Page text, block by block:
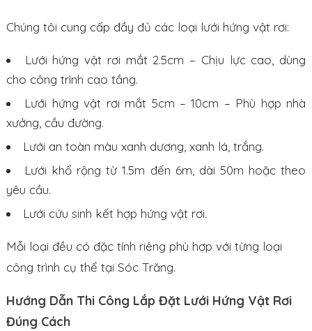
Chúng tôi cung cấp đầy đủ các loại lưới hứng vật rơi:
Lưới hứng vật rơi mắt 2.5cm – Chịu lực cao, dùng
cho công trình cao tầng.
Lưới hứng vật rơi mắt 5cm – 10cm – Phù hợp nhà
xưởng, cầu đường.
Lưới an toàn màu xanh dương, xanh lá, trắng.
Lưới khổ rộng từ 1.5m đến 6m, dài 50m hoặc theo
yêu cầu.
Lưới cứu sinh kết hợp hứng vật rơi.
Mỗi loại đều có đặc tính riêng phù hợp với từng loại
công trình cụ thể tại Sóc Trăng.
Hướng Dẫn Thi Công Lắp Đặt Lưới Hứng Vật Rơi
Đúng Cách